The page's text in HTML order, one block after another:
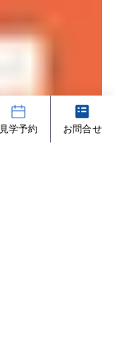
見学予約 お問合せ